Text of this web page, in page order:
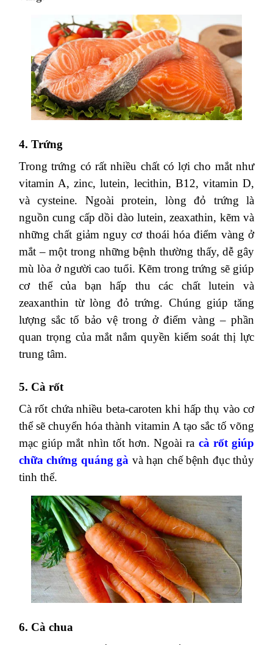
khỏe hơn.
3. Cá hồi
Hầu hết loại cá nhiều dầu như cá hồi, cá ngừ giàu
omega-3 có tác dụng bảo vệ võng mạc nhờ khả
năng chống viêm. Omega 3 cũng giúp bảo vệ các
mạch máu nhỏ nuôi dưỡng mắt, trị bệnh khô mắt
rất hiệu quả và giảm nguy cơ thoái hóa điểm
vàng.
4. Trứng
Trong trứng có rất nhiều chất có lợi cho mắt như
vitamin A, zinc, lutein, lecithin, B12, vitamin D,
và cysteine. Ngoài protein, lòng đỏ trứng là
nguồn cung cấp dồi dào lutein, zeaxathin, kẽm và
những chất giảm nguy cơ thoái hóa điểm vàng ở
mắt – một trong những bệnh thường thấy, dễ gây
mù lòa ở người cao tuổi. Kẽm trong trứng sẽ giúp
cơ thể của bạn hấp thu các chất lutein và
zeaxanthin từ lòng đỏ trứng. Chúng giúp tăng
lượng sắc tố bảo vệ trong ở điểm vàng – phần
trung tâm.